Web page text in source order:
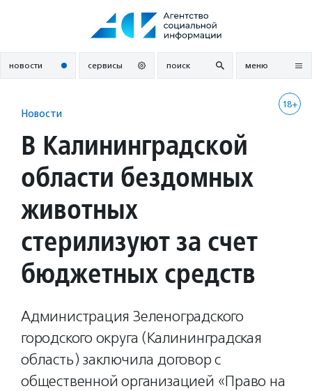
новости сервисы поиск меню
18+
Новости
В Калининградской
области бездомных
животных
стерилизуют за счет
бюджетных средств
Администрация Зеленоградского
городского округа (Калининградская
область) заключила договор с
общественной организацией «Право на